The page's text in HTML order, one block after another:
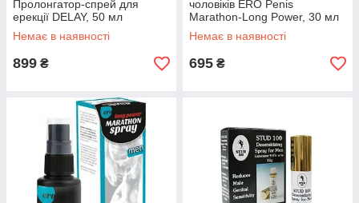
Пролонгатор-спрей для
ерекції DELAY, 50 мл
Немає в наявності
899 ₴
чоловіків ERO Penis
Marathon-Long Power, 30 мл
Немає в наявності
695 ₴